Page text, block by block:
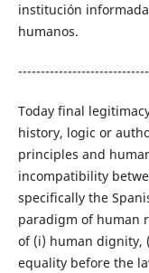
institución
humanos.
Today final
history, logic or
principles and
incompatibility
specifically the
paradigm of human
of (i) human dignity,
equality before the